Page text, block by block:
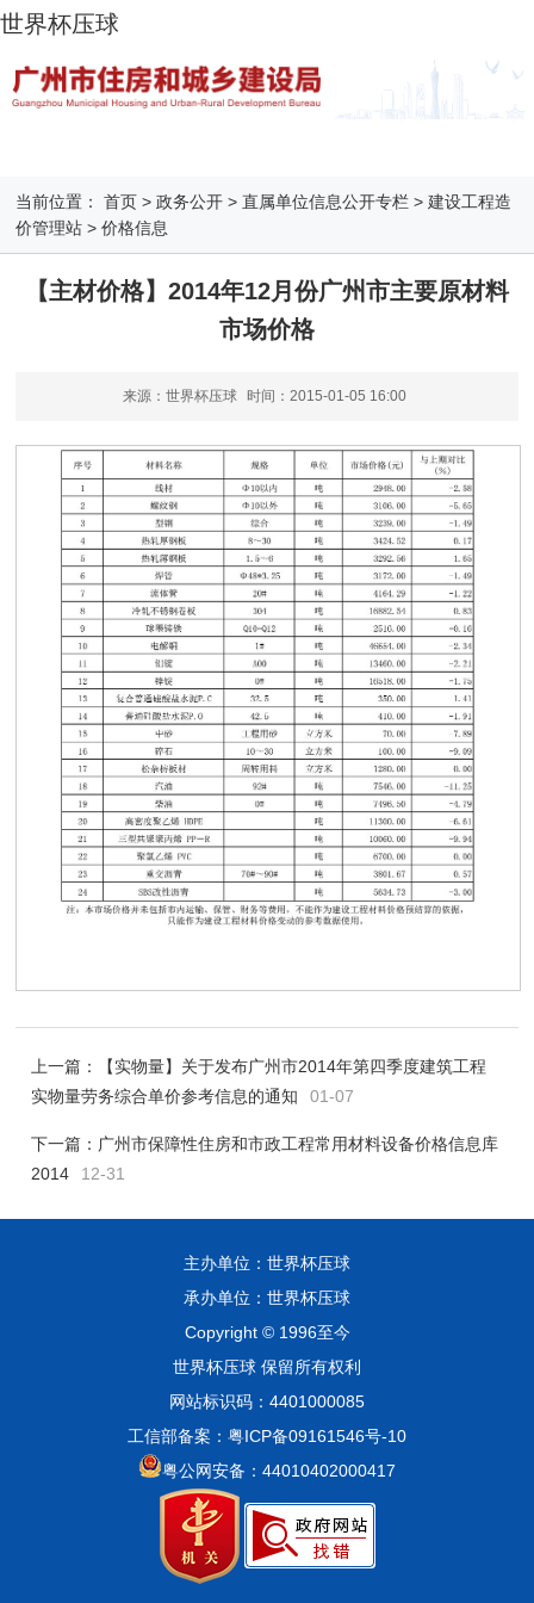
世界杯压球
当前位置： 首页 >政务公开 >直属单位信息公开专栏 >建设工程造
价管理站 >价格信息
【主材价格】2014年12月份广州市主要原材料
市场价格
来源：世界杯压球 时间： 2015-01-05 16:00
上一篇：
【实物量】关于发布广州市2014年第四季度建筑工程
实物量劳务综合单价参考信息的通知
01-07
下一篇： 广州市保障性住房和市政工程常用材料设备价格信息库
2014
12-31
主办单位：世界杯压球
承办单位：世界杯压球
Copyright © 1996至今
世界杯压球 保留所有权利
网站标识码：4401000085
工信部备案：粤ICP备09161546号-10
粤公网安备：44010402000417